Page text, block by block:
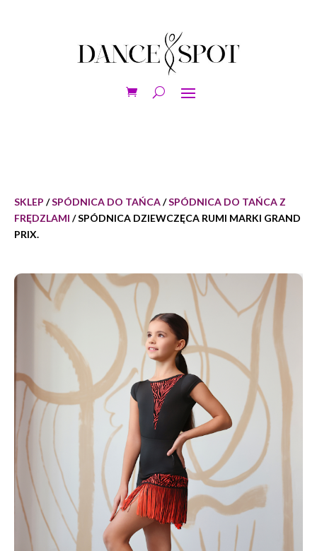
SKLEP /SPÓDNICA DO TAŃCA/SPÓDNICA DO TAŃCA Z
FRĘDZLAMI / SPÓDNICA DZIEWCZĘCA RUMI MARKI GRAND
PRIX.